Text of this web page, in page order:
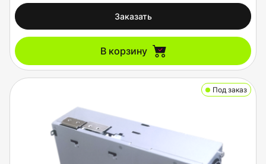
Заказать
В корзину
Под заказ